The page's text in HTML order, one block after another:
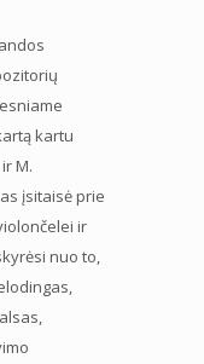
kartu
M.
įsitaisė prie
ir
nuo to,